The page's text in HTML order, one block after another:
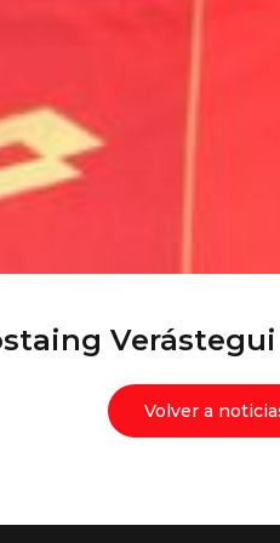
Verástegui
Volver a